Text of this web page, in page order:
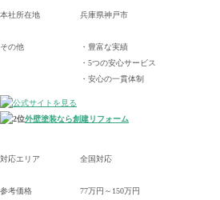
本社所在地 兵庫県神戸市
その他
・豊富な実績
・5つの安心サービス
・安心の一貫体制
外壁塗装なら創建リフォーム
対応エリア 全国対応
参考価格 77万円～150万円